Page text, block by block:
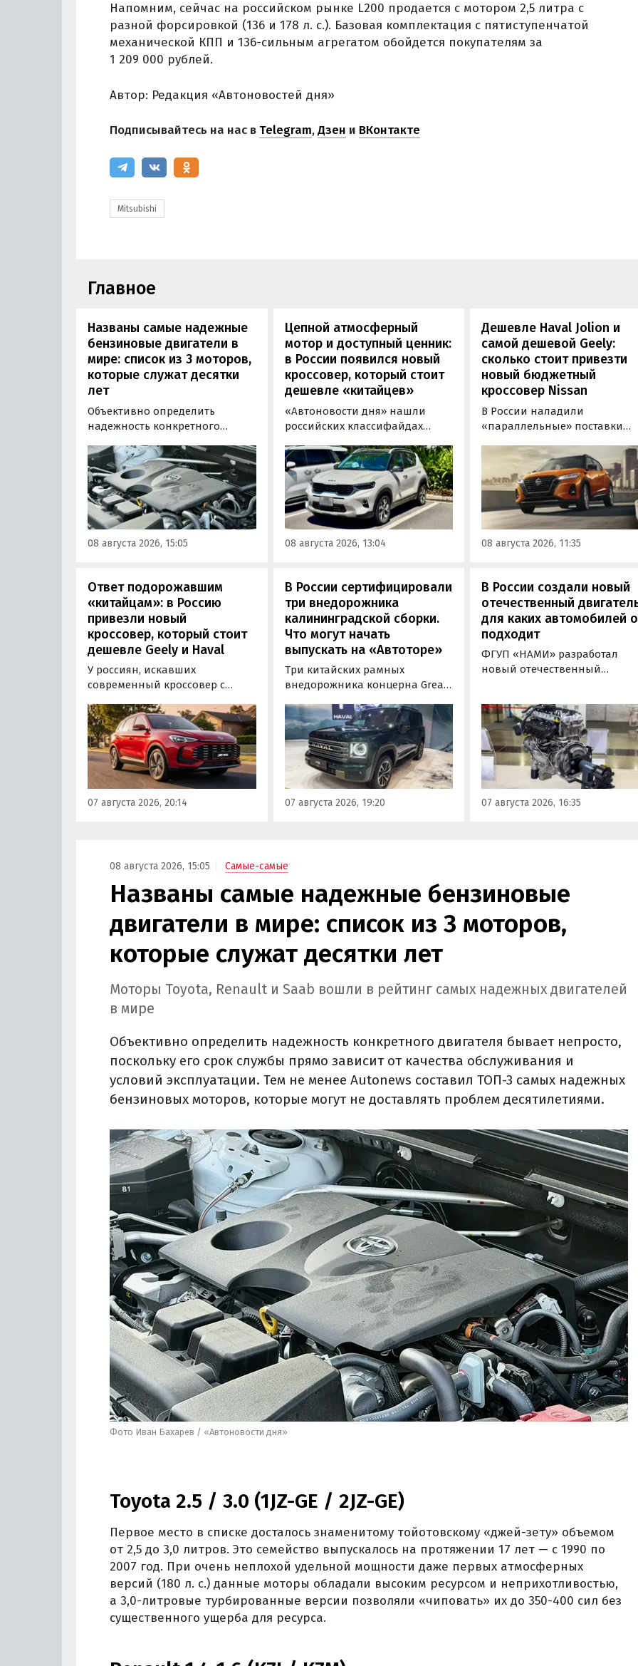
Напомним, сейчас на российском рынке L200 продается с мотором 2,5 литра с
разной форсировкой (136 и 178 л. с.). Базовая комплектация с пятиступенчатой
механической КПП и 136-сильным агрегатом обойдется покупателям за
1 209 000 рублей.
Автор: Редакция «Автоновостей дня»
Подписывайтесь на нас в Telegram,Дзен и ВКонтакте
Mitsubishi
Главное
Названы самые надежные
бензиновые двигатели в
мире: список из 3 моторов,
которые служат десятки
лет
Объективно определить
надежность конкретного
поскольку его срок службы
прямо зависит от качества
обслуживания и условий
эксплуатации. Тем не менее
Autonews составил ТОП-3 самых
надежных бензиновых
моторов, которые могут не
08 августа 2026, 15:05
Цепной атмосферный
мотор и доступный ценник:
в России появился новый
кроссовер, который стоит
дешевле «китайцев»
«Автоновости дня» нашли
российских классифайдах
поставке нового Kia Sonet. Это
кроссовер компактнее Seltos, а
возят его к нам в основном из
Китая, предлагая автомобили
уже с доставкой, растаможкой и
всеми документами для
постановки на учет в ГАИ.
08 августа 2026, 13:04
Дешевле Haval Jolion и
самой дешевой Geely:
сколько стоит привезти
новый бюджетный
кроссовер Nissan
В России наладили
«параллельные» поставки
Nissan Kicks, которые
официально продаются в
Китае, США, на Ближнем
Востоке и в Юго-Восточной
Азии. В основном к нам
попадают машины
сборки, стоящие на одном из
«Автоновости дня».
08 августа 2026, 11:35
Ответ подорожавшим
«китайцам»: в Россию
привезли новый
кроссовер, который стоит
дешевле Geely и Haval
У россиян, искавших
современный кроссовер с
доступной цене, теперь есть
еще один вариант с китайского
рынка — MG ZS. В Китае он
стоит от 900 000 рублей по
текущему курсу, а в РФ с учетом
всех расходов за него нужно
отдать минимум 1 500 000
07 августа 2026, 20:14
В России сертифицировали
три внедорожника
калининградской сборки.
Что могут начать
выпускать на «Автоторе»
Три китайских рамных
внедорожника концерна Great
калининградском заводе
«Автотор». Речь о Haval H9,
Tank 400 и Tank 500, которые
успешно прошли
сертификацию и получили
Одобрения типа
транспортного средства (ОТТС).
07 августа 2026, 19:20
В России создали новый
отечественный
для каких автомобилей
подходит
ФГУП «НАМИ» разработал
новый отечественный
получивший индекс 414320.
Корреспонденту
«Автоновостей дня» удалось
лично ознакомиться с
новинкой на выставке
«Иннопром» в
07 августа 2026, 16:35
08 августа 2026, 15:05 Самые-самые
Названы самые надежные бензиновые
двигатели в мире: список из 3 моторов,
которые служат десятки лет
Моторы Toyota, Renault и Saab вошли в рейтинг самых надежных двигателей
в мире
Объективно определить надежность конкретного двигателя бывает непросто,
поскольку его срок службы прямо зависит от качества обслуживания и
условий эксплуатации. Тем не менее Autonews составил ТОП-3 самых надежных
бензиновых моторов, которые могут не доставлять проблем десятилетиями.
Фото Иван Бахарев / «Автоновости дня»
Toyota 2.5 / 3.0 (1JZ-GE / 2JZ-GE)
Первое место в списке досталось знаменитому тойотовскому «джей-зету» объемом
от 2,5 до 3,0 литров. Это семейство выпускалось на протяжении 17 лет — с 1990 по
2007 год. При очень неплохой удельной мощности даже первых атмосферных
версий (180 л. с.) данные моторы обладали высоким ресурсом и неприхотливостью,
а 3,0-литровые турбированные версии позволяли «чиповать» их до 350-400 сил без
существенного ущерба для ресурса.